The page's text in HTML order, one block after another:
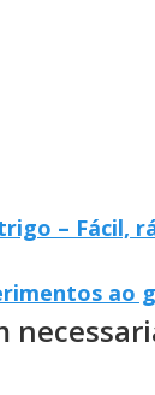
– Fácil,
ao